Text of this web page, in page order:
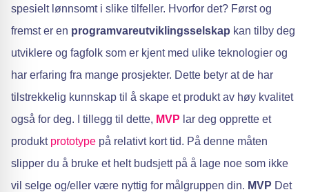
spesielt lønnsomt i slike tilfeller. Hvorfor det? Først og
fremst er en programvareutviklingsselskap kan tilby deg
utviklere og fagfolk som er kjent med ulike teknologier og
har erfaring fra mange prosjekter. Dette betyr at de har
tilstrekkelig kunnskap til å skape et produkt av høy kvalitet
også for deg. I tillegg til dette, MVP lar deg opprette et
produkt prototype på relativt kort tid. På denne måten
slipper du å bruke et helt budsjett på å lage noe som ikke
vil selge og/eller være nyttig for målgruppen din. MVP Det